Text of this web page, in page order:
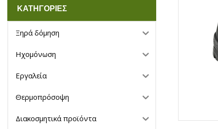
ΚΑΤΗΓΟΡΙΕΣ
Ξηρά δόμηση
Ηχομόνωση
Εργαλεία
Θερμοπρόσοψη
Διακοσμητικά προϊόντα